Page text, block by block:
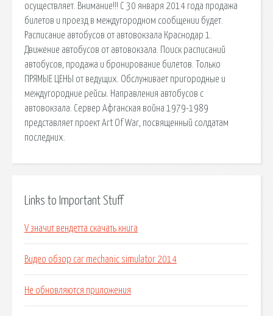
осуществляет. Внимание!!! С 30 января 2014 года продажа
билетов и проезд в междугородном сообщении будет.
Расписание автобусов от автовокзала Краснодар 1.
Движение автобусов от автовокзала. Поиск расписаний
автобусов, продажа и бронирование билетов. Только
ПРЯМЫЕ ЦЕНЫ от ведущих. Обслуживает пригородные и
междугородние рейсы. Направления автобусов с
автовокзала. Сервер Афганская война 1979-1989
представляет проект Art Of War, посвященный солдатам
последних.
Links to Important Stuff
V значит вендетта скачать книга
Видео обзор car mechanic simulator 2014
Не обновляются приложения